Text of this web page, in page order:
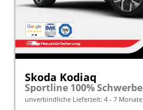
Skoda Kodiaq
unverbindliche Lieferzeit: 4 - 7 Monate